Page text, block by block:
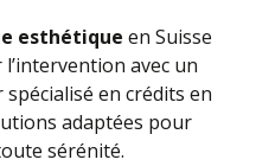
esthétique en Suisse
avec un
spécialisé en crédits en
adaptées pour
sérénité.